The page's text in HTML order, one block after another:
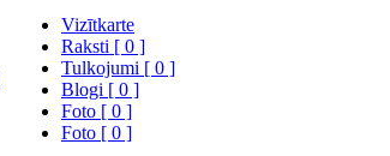
Vizītkarte
Raksti [ 0 ]
Tulkojumi [ 0 ]
Blogi [ 0 ]
Foto [ 0 ]
Foto [ 0 ]